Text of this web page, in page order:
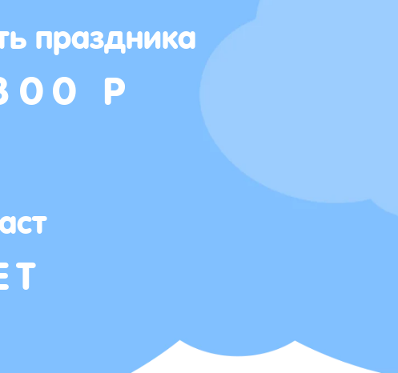
праздника
Р